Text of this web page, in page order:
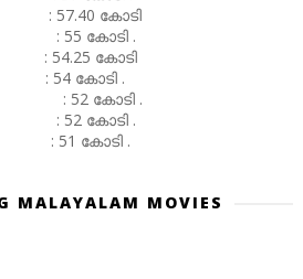
കോടി
കോടി .
54.25 കോടി
കോടി .
കോടി .
കോടി .
കോടി .
MALAYALAM MOVIES